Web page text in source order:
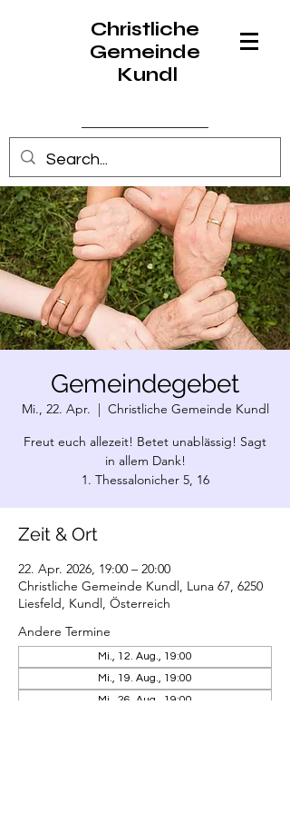
Christliche
Gemeinde
Kundl
Anmelden
Gemeindegebet
Mi., 22. Apr.
  |
Christliche Gemeinde Kundl
Freut euch allezeit! Betet unablässig! Sagt
in allem Dank!
1. Thessalonicher 5, 16
Zeit & Ort
22. Apr. 2026, 19:00 – 20:00
Christliche Gemeinde Kundl, Luna 67, 6250
Liesfeld, Kundl, Österreich
Andere Termine
Mi., 12. Aug., 19:00
Mi., 19. Aug., 19:00
Mi., 26. Aug., 19:00